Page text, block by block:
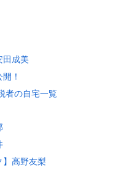
田成美
！
者の自宅一覧
】高野友梨